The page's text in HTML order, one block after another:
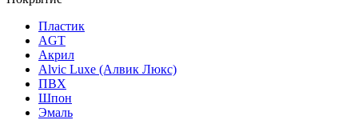
Пластик
AGT
Акрил
Alvic Luxe (Алвик Люкс)
ПВХ
Шпон
Эмаль